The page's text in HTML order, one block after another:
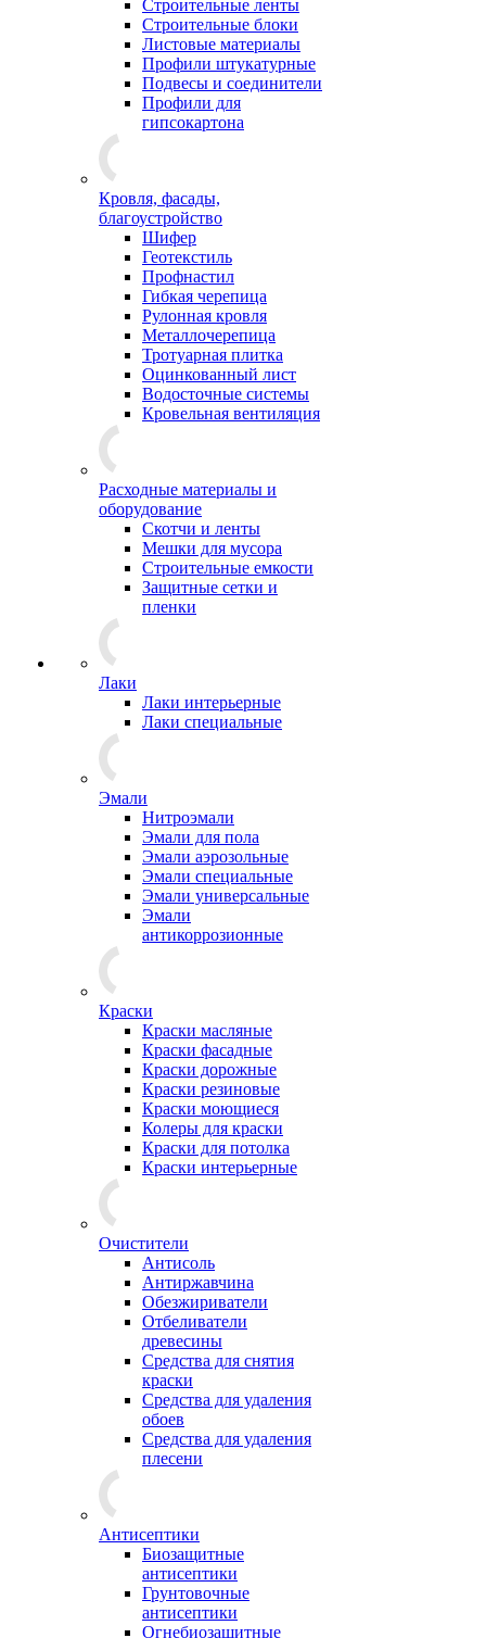
Строительные ленты
Строительные блоки
Листовые материалы
Профили штукатурные
Подвесы и соединители
Профили для
гипсокартона
Кровля, фасады,
благоустройство
Шифер
Геотекстиль
Профнастил
Гибкая черепица
Рулонная кровля
Металлочерепица
Тротуарная плитка
Оцинкованный лист
Водосточные системы
Кровельная вентиляция
Расходные материалы и
оборудование
Скотчи и ленты
Мешки для мусора
Строительные емкости
Защитные сетки и
пленки
Лаки
Лаки интерьерные
Лаки специальные
Эмали
Нитроэмали
Эмали для пола
Эмали аэрозольные
Эмали специальные
Эмали универсальные
Эмали
антикоррозионные
Краски
Краски масляные
Краски фасадные
Краски дорожные
Краски резиновые
Краски моющиеся
Колеры для краски
Краски для потолка
Краски интерьерные
Очистители
Антисоль
Антиржавчина
Обезжириватели
Отбеливатели
древесины
Средства для снятия
краски
Средства для удаления
обоев
Средства для удаления
плесени
Антисептики
Биозащитные
антисептики
Грунтовочные
антисептики
Огнебиозащитные